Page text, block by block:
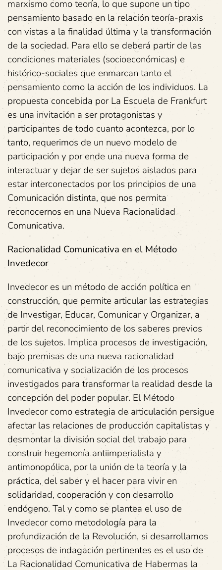
marxismo como teoría, lo que supone un tipo
pensamiento basado en la relación teoría-praxis
con vistas a la finalidad última y la transformación
de la sociedad. Para ello se deberá partir de las
condiciones materiales (socioeconómicas) e
histórico-sociales que enmarcan tanto el
pensamiento como la acción de los individuos. La
propuesta concebida por La Escuela de Frankfurt
es una invitación a ser protagonistas y
participantes de todo cuanto acontezca, por lo
tanto, requerimos de un nuevo modelo de
participación y por ende una nueva forma de
interactuar y dejar de ser sujetos aislados para
estar interconectados por los principios de una
Comunicación distinta, que nos permita
reconocernos en una Nueva Racionalidad
Comunicativa.
Racionalidad Comunicativa en el Método
Invedecor
Invedecor es un método de acción política en
construcción, que permite articular las estrategias
de Investigar, Educar, Comunicar y Organizar, a
partir del reconocimiento de los saberes previos
de los sujetos. Implica procesos de investigación,
bajo premisas de una nueva racionalidad
comunicativa y socialización de los procesos
investigados para transformar la realidad desde la
concepción del poder popular. El Método
Invedecor como estrategia de articulación persigue
afectar las relaciones de producción capitalistas y
desmontar la división social del trabajo para
construir hegemonía antiimperialista y
antimonopólica, por la unión de la teoría y la
práctica, del saber y el hacer para vivir en
solidaridad, cooperación y con desarrollo
endógeno. Tal y como se plantea el uso de
Invedecor como metodología para la
profundización de la Revolución, si desarrollamos
procesos de indagación pertinentes es el uso de
La Racionalidad Comunicativa de Habermas la